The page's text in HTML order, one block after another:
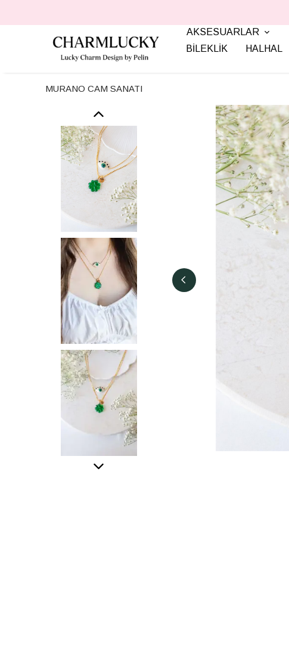
AKSESUARLAR
BİLEKLİK
HALHAL
MURANO CAM SANATI